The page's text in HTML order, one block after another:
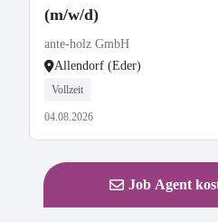
(m/w/d)
ante-holz GmbH
Allendorf (Eder)
Vollzeit
04.08.2026
Job Agent